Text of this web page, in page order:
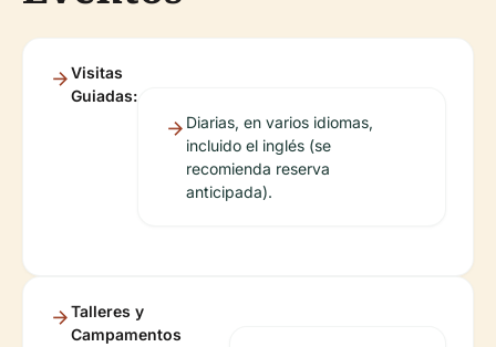
Visitas
Guiadas:
Diarias, en varios idiomas,
incluido el inglés (se
recomienda reserva
anticipada).
Talleres y
Campamentos